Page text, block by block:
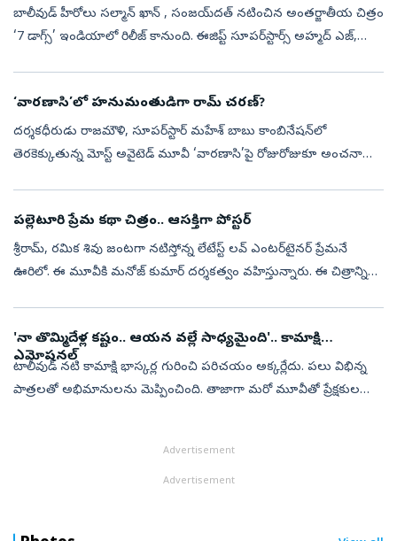
బాలీవుడ్‌ హీరోలు సల్మాన్ ఖాన్ , సంజయ్‌దత్‌ నటించిన అంతర్జాతీయ చిత్రం
‘7 డాగ్స్‌’ ఇండియాలో రిలీజ్‌ కానుంది. ఈజిప్ట్‌ సూపర్‌స్టార్స్‌ అహ్మద్‌ ఎజ్,
‘వారణాసి’లో హనుమంతుడిగా రామ్ చరణ్?
దర్శకధీరుడు రాజమౌళి, సూపర్‌స్టార్ మహేశ్ బాబు కాంబినేషన్‌లో
తెరకెక్కుతున్న మోస్ట్ అవైటెడ్ మూవీ ‘వారణాసి’పై రోజురోజుకూ అంచనాలు
పల్లెటూరి ప్రేమ కథా చిత్రం.. ఆసక్తిగా పోస్టర్
శ్రీరామ్, రమిక శివు జంటగా నటిస్తోన్న లేటేస్ట్ లవ్ ఎంటర్‌టైనర్ ప్రేమనే
ఊరిలో. ఈ మూవీకి మనోజ్ కుమార్ దర్శకత్వం వహిస్తున్నారు. ఈ చిత్రాన్ని
'నా తొమ్మిదేళ్ల కష్టం.. ఆయన వల్లే సాధ్యమైంది'.. కామాక్షి
ఎమోషనల్
టాలీవుడ్ నటి కామాక్షి భాస్కర్ల గురించి పరిచయం అక్కర్లేదు. పలు విభిన్న
పాత్రలతో అభిమానులను మెప్పించింది. తాజాగా మరో మూవీతో ప్రేక్షకుల
Advertisement
Advertisement